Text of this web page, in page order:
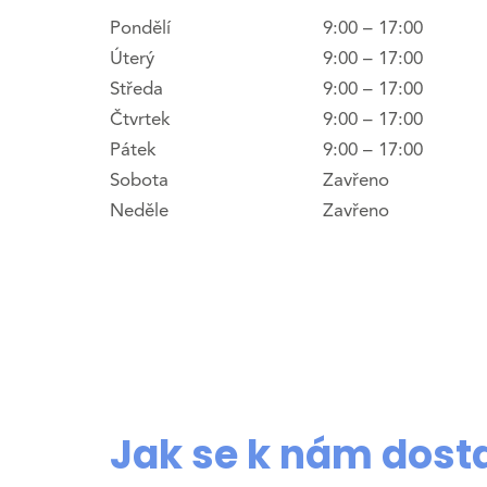
Pondělí
Úterý
Středa
Čtvrtek
Pátek
Sobota
Neděle
9:00 – 17:00
9:00 – 17:00
9:00 – 17:00
9:00 – 17:00
9:00 – 17:00
Zavřeno
Zavřeno
Jak se k nám